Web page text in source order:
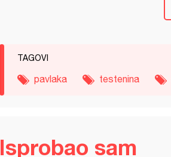
TAGOVI
pavlaka testenina
Isprobao sam